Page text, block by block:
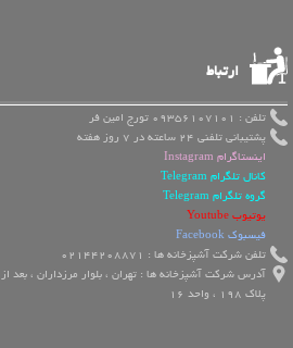
ارتباط
تلفن : 09356107101 تورج امین فر
پشتیبانی تلفنی 24 ساعته در 7 روز هفته
اینستاگرام Instagram
کانال تلگرام Telegram
گروه تلگرام Telegram
یوتیوب Youtube
فیسبوک Facebook
تلفن شرکت آشپزخانه ها : 02144208871
آدرس شرکت آشپزخانه ها : تهران ، بلوار مرزداران ، بعد
پلاک 198 ، واحد 16